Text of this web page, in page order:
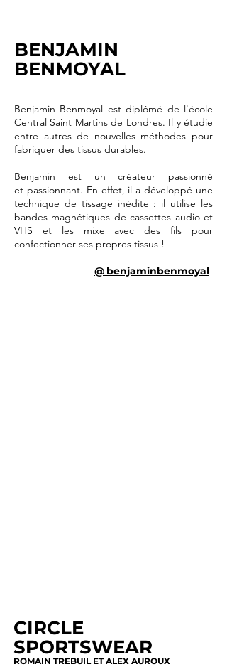
BENJAMIN
BENMOYAL
Benjamin Benmoyal est diplômé de l'école
Central Saint Martins de Londres. Il y étudie
entre autres de nouvelles méthodes pour
fabriquer des tissus durables.
Benjamin est un créateur passionné
et passionnant. En effet, il a développé une
technique de tissage inédite : il utilise les
bandes magnétiques de cassettes audio et
VHS et les mixe avec des fils pour
confectionner ses propres tissus !
@ benjaminbenmoyal
CIRCLE
SPORTSWEAR
ROMAIN TREBUIL ET ALEX AUROUX